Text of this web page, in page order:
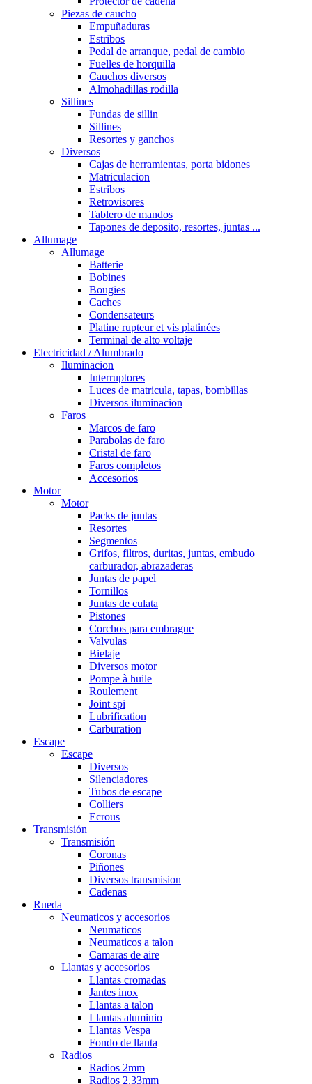
Piezas de caucho
Empuñaduras
Estribos
Pedal de arranque, pedal de cambio
Fuelles de horquilla
Cauchos diversos
Almohadillas rodilla
Sillines
Fundas de sillin
Sillines
Resortes y ganchos
Diversos
Cajas de herramientas, porta bidones
Matriculacion
Estribos
Retrovisores
Tablero de mandos
Tapones de deposito, resortes, juntas ...
Allumage
Allumage
Batterie
Bobines
Bougies
Caches
Condensateurs
Platine rupteur et vis platinées
Terminal de alto voltaje
Electricidad / Alumbrado
Iluminacion
Interruptores
Luces de matricula, tapas, bombillas
Diversos iluminacion
Faros
Marcos de faro
Parabolas de faro
Cristal de faro
Faros completos
Accesorios
Motor
Motor
Packs de juntas
Resortes
Segmentos
Grifos, filtros, duritas, juntas, embudo
carburador, abrazaderas
Juntas de papel
Tornillos
Juntas de culata
Pistones
Corchos para embrague
Valvulas
Bielaje
Diversos motor
Pompe à huile
Roulement
Joint spi
Lubrification
Carburation
Escape
Escape
Diversos
Silenciadores
Tubos de escape
Colliers
Ecrous
Transmisión
Transmisión
Coronas
Piñones
Diversos transmision
Cadenas
Rueda
Neumaticos y accesorios
Neumaticos
Neumaticos a talon
Camaras de aire
Llantas y accesorios
Llantas cromadas
Jantes inox
Llantas a talon
Llantas aluminio
Llantas Vespa
Fondo de llanta
Radios
Radios 2mm
Radios 2,33mm